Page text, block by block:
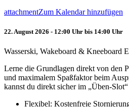
attachmentZum Kalendar hinzufügen
22. August 2026 - 12:00 Uhr bis 14:00 Uhr
Wasserski, Wakeboard & Kneeboard
Lerne die Grundlagen direkt von den
und maximalem Spaßfaktor beim
kannst du direkt sicher im „Üben-
Flexibel: Kostenfreie